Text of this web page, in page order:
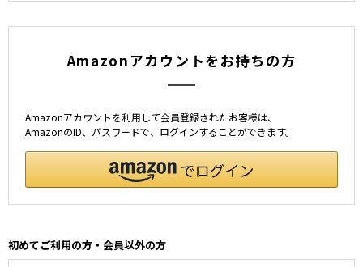
Amazonアカウントをお持ちの方
Amazonアカウントを利用して会員登録されたお客様は、
AmazonのID、パスワードで、ログインすることができます。
初めてご利用の方・会員以外の方